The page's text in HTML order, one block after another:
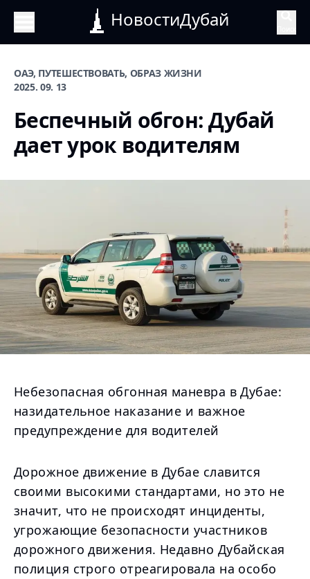
НовостиДубай
ОАЭ, ПУТЕШЕСТВОВАТЬ, ОБРАЗ ЖИЗНИ
2025. 09. 13
Беспечный обгон: Дубай
дает урок водителям
Небезопасная обгонная маневра в Дубае:
назидательное наказание и важное
предупреждение для водителей
Дорожное движение в Дубае славится
своими высокими стандартами, но это не
значит, что не происходят инциденты,
угрожающие безопасности участников
дорожного движения. Недавно Дубайская
полиция строго отреагировала на особо